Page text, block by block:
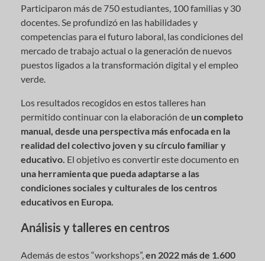
Participaron más de 750 estudiantes, 100 familias y 30
docentes. Se profundizó en las habilidades y
competencias para el futuro laboral, las condiciones del
mercado de trabajo actual o la generación de nuevos
puestos ligados a la transformación digital y el empleo
verde.
Los resultados recogidos en estos talleres han
permitido continuar con la elaboración de un completo
manual, desde una perspectiva más enfocada en la
realidad del colectivo joven y su círculo familiar y
educativo. El objetivo es convertir este documento en
una herramienta que pueda adaptarse a las
condiciones sociales y culturales de los centros
educativos en Europa.
Análisis y talleres en centros
Además de estos “workshops”,en 2022 más de 1.600